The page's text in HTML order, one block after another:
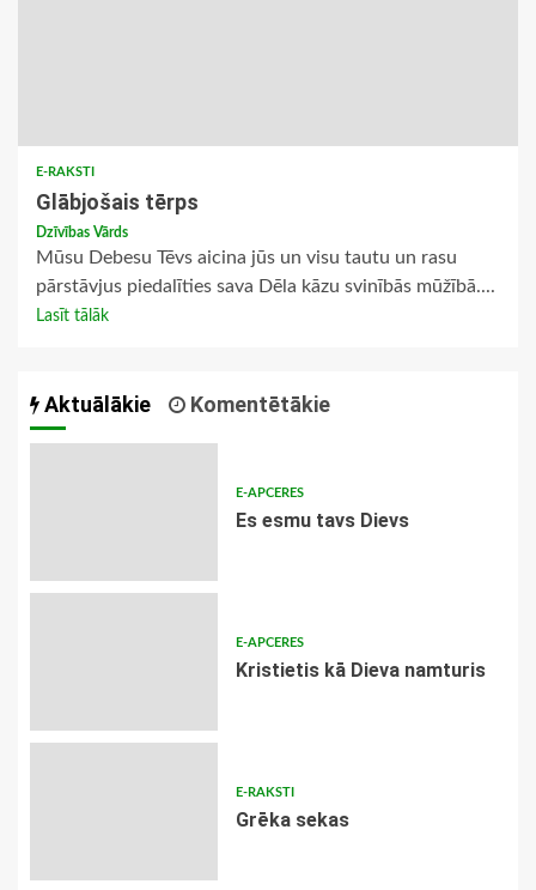
E-RAKSTI
Glābjošais tērps
Dzīvības Vārds
Mūsu Debesu Tēvs aicina jūs un visu tautu un rasu
pārstāvjus piedalīties sava Dēla kāzu svinībās mūžībā....
Lasīt tālāk
Aktuālākie Komentētākie
E-APCERES
Es esmu tavs Dievs
E-APCERES
Kristietis kā Dieva namturis
E-RAKSTI
Grēka sekas